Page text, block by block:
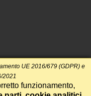
UE 2016/679 (GDPR) e
2021
funzionamento,